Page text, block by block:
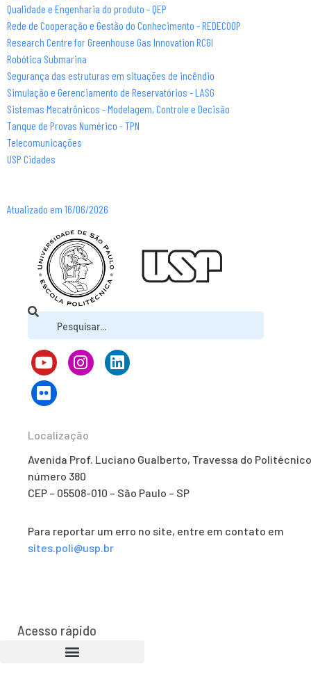
Qualidade e Engenharia do produto - QEP
Rede de Cooperação e Gestão do Conhecimento - REDECOOP
Research Centre for Greenhouse Gas Innovation RCGI
Robótica Submarina
Segurança das estruturas em situações de incêndio
Simulação e Gerenciamento de Reservatórios - LASG
Sistemas Mecatrônicos - Modelagem, Controle e Decisão
Tanque de Provas Numérico - TPN
Telecomunicações
USP Cidades
Atualizado em 16/06/2026
Localização
Avenida Prof. Luciano Gualberto, Travessa do
número 380
CEP – 05508-010 – São Paulo – SP
Para reportar um erro no site, entre em contato em
sites.poli@usp.br
Acesso rápido